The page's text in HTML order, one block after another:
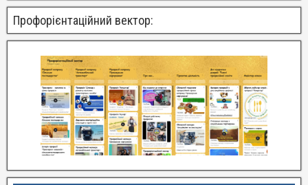
Профорієнтаційний вектор: